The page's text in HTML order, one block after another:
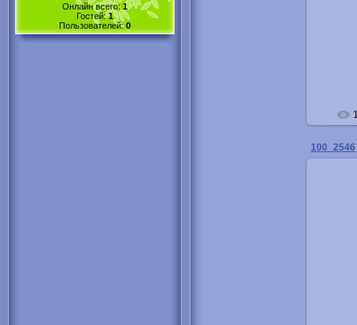
Онлайн всего: 1
Гостей:1
Пользователей:0
100_2546